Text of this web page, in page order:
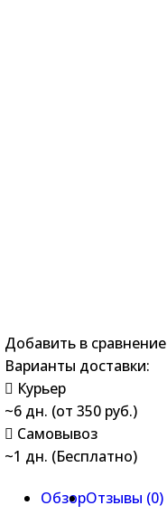
Добавить в сравнение
Варианты доставки:
Курьер
~6 дн. (от 350 руб.)
Самовывоз
~1 дн. (Бесплатно)
ОбзорОтзывы (0)